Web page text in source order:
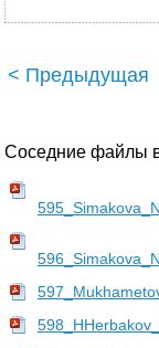
< Предыдущая
Соседние файлы